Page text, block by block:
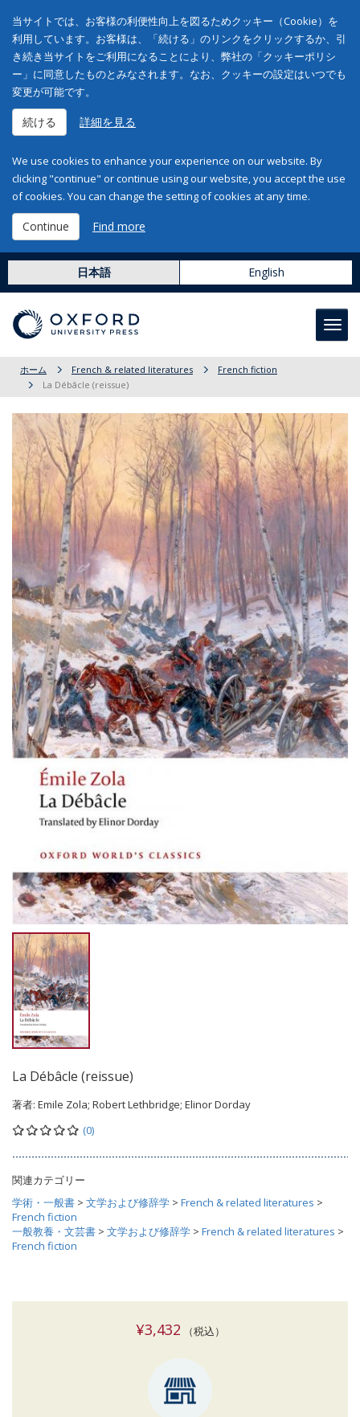
当サイトでは、お客様の利便性向上を図るためクッキー（Cookie）を
利用しています。お客様は、「続ける」のリンクをクリックするか、引
き続き当サイトをご利用になることにより、弊社の「クッキーポリシ
ー」に同意したものとみなされます。なお、クッキーの設定はいつでも
変更が可能です。
続ける 詳細を見る
We use cookies to enhance your experience on our website. By
clicking "continue" or continue using our website, you accept the use
of cookies. You can change the setting of cookies at any time.
Continue Find more
日本語 English
ホーム French & related literatures
French fiction
La Débâcle (reissue)
La Débâcle (reissue)
著者: Emile Zola; Robert Lethbridge; Elinor Dorday
(0)
関連カテゴリー
学術・一般書 > 文学および修辞学 > French & related literatures >
French fiction
一般教養・文芸書 > 文学および修辞学 > French & related literatures >
French fiction
¥3,432 （税込）